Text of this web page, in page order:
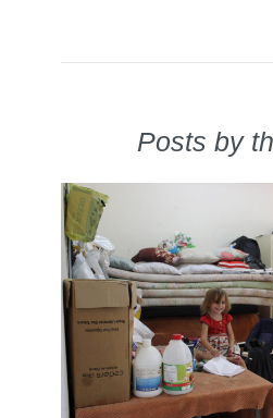
Posts by